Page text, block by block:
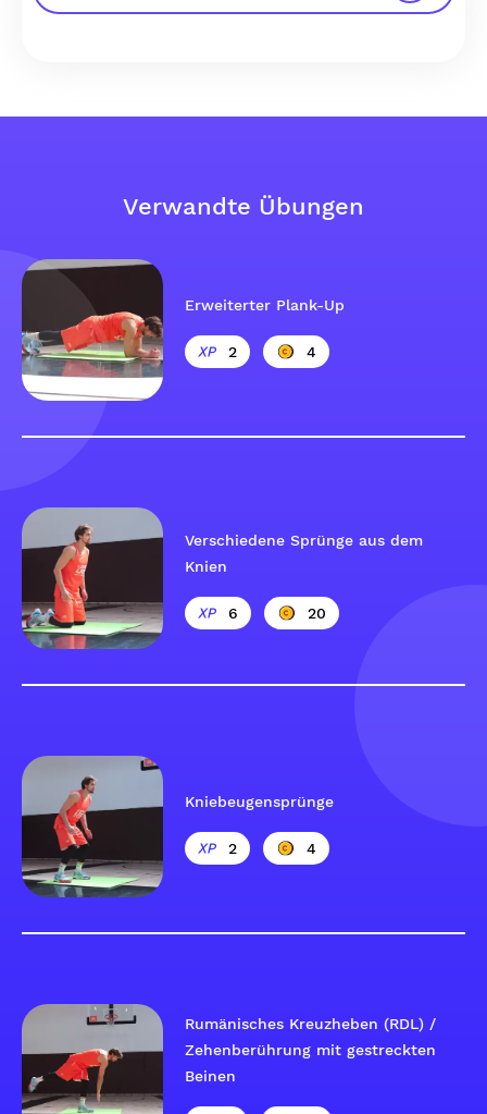
Verwandte Übungen
Erweiterter Plank-Up
2 4
Verschiedene Sprünge aus dem
Knien
6 20
Kniebeugensprünge
2 4
Rumänisches Kreuzheben (RDL) /
Zehenberührung mit gestreckten
Beinen